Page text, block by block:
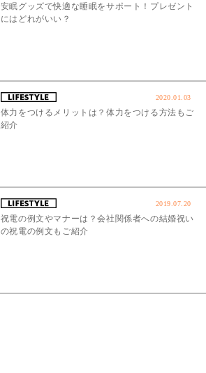
安眠グッズで快適な睡眠をサポート！プレゼント
にはどれがいい？
2020.01.03
体力をつけるメリットは？体力をつける方法もご
紹介
2019.07.20
祝電の例文やマナーは？会社関係者への結婚祝い
の祝電の例文もご紹介